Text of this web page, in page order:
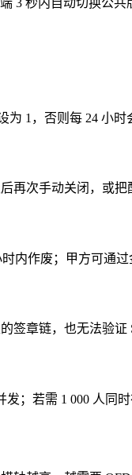
3 秒内自动切换公共
1，否则每 24 小
再次手动关闭，或把
内作废；甲方可通
签章链，也无法验证
；若需 1 000 人同